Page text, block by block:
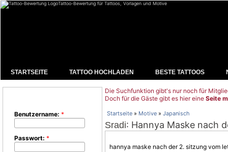
Tattoo-Bewertung für Tattoos, Vorlagen und Motive
STARTSEITE TATTOO HOCHLADEN BESTE TATTOOS
Benutzername: *
Passwort: *
Die Suchfunktion gibt's nur noch für
Doch für die Gäste gibt es hier eine Seite
Startseite » Motive » Japanisch
Sradi: Hannya Maske nach
hannya maske nach der 2. sitzung vom